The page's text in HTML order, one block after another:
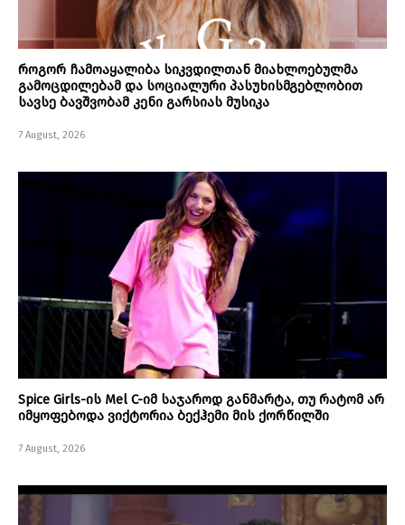
როგორ ჩამოაყალიბა სიკვდილთან მიახლოებულმა
გამოცდილებამ და სოციალური პასუხისმგებლობით
სავსე ბავშვობამ კენი გარსიას მუსიკა
7 August, 2026
Spice Girls-ის Mel C-იმ საჯაროდ განმარტა, თუ რატომ არ
იმყოფებოდა ვიქტორია ბექჰემი მის ქორწილში
7 August, 2026